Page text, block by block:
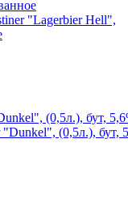
"Lagerbier Hell",
(0,5л.), бут,